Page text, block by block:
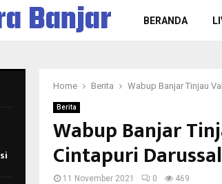
Banjar BERANDA
Home Berita Wabup Banjar Tinjau
Berita
Wabup Banjar
Cintapuri
11 November 2021 0 469